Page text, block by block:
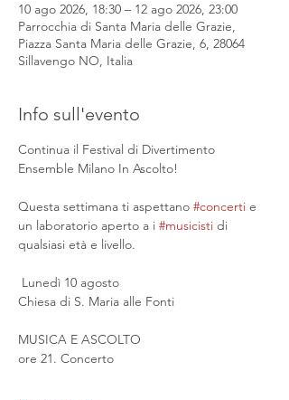
10 ago 2026, 18:30 – 12 ago 2026, 23:00
Parrocchia di Santa Maria delle Grazie,
Piazza Santa Maria delle Grazie, 6, 28064
Sillavengo NO, Italia
Info sull'evento
Continua il Festival di Divertimento
Ensemble Milano In Ascolto!
Questa settimana ti aspettano #concerti e
un laboratorio aperto a i #musicisti di
qualsiasi età e livello.
Lunedì 10 agosto
Chiesa di S. Maria alle Fonti
MUSICA E ASCOLTO
ore 21. Concerto